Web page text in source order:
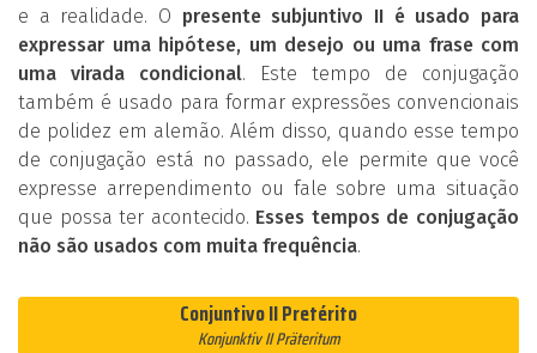
e a realidade. O presente subjuntivo II é usado para
expressar uma hipótese, um desejo ou uma frase com
uma virada condicional. Este tempo de conjugação
também é usado para formar expressões convencionais
de polidez em alemão. Além disso, quando esse tempo
de conjugação está no passado, ele permite que você
expresse arrependimento ou fale sobre uma situação
que possa ter acontecido. Esses tempos de conjugação
não são usados com muita frequência.
Conjuntivo II Pretérito
Konjunktiv II Präteritum